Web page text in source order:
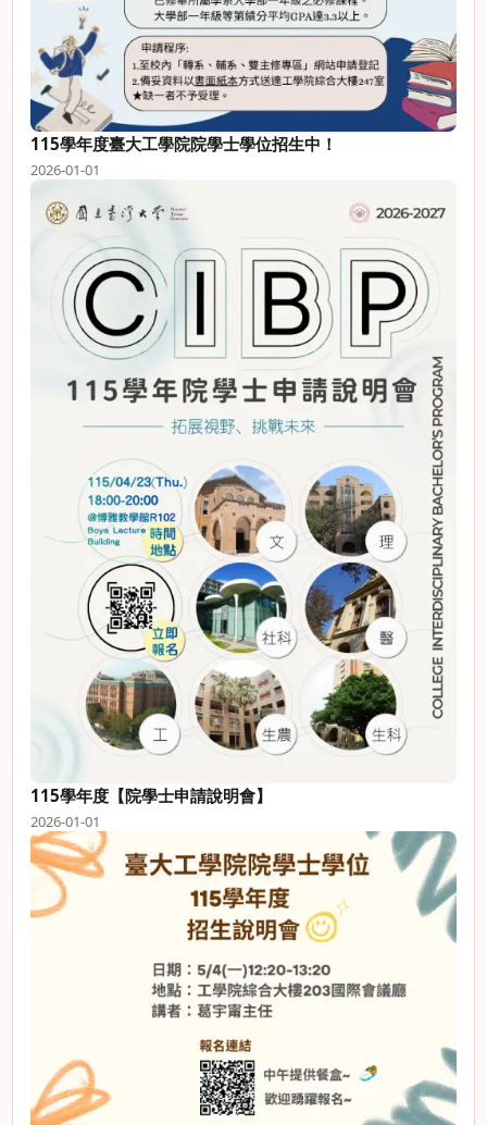
115學年度臺大工學院院學士學位招生中！
2026-01-01
115學年度【院學士申請說明會】
2026-01-01